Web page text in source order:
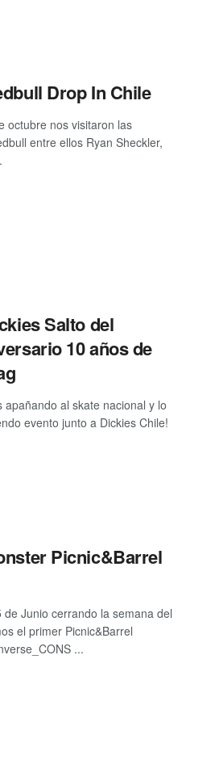
Drop In Chile
octubre nos visitaron las
entre ellos Ryan Sheckler,
Salto del
10 años de
apañando al skate nacional y lo
evento junto a Dickies Chile!
Picnic&Barrel
Junio cerrando la semana del
el primer Picnic&Barrel
...